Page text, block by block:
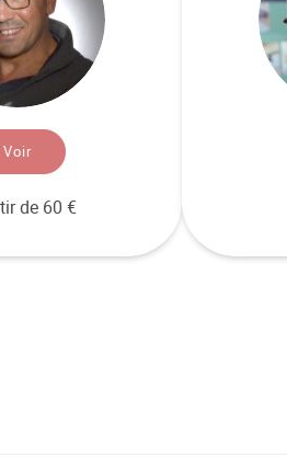
Voir
de 60 €